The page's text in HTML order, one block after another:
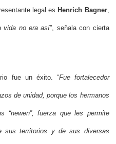
legal es Henrich Bagner,
vida no era así”, señala con cierta
fue un éxito. “Fue fortalecedor
de unidad, porque los hermanos
“newen”, fuerza que les permite
sus territorios y de sus diversas